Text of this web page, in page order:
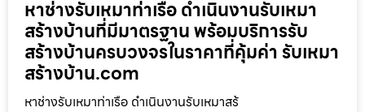
หาช่างรับเหมาท่าเรือ ดำเนินงานรับเหมา
สร้างบ้านที่มีมาตรฐาน พร้อมบริการรับ
สร้างบ้านครบวงจรในราคาที่คุ้มค่า รับเหมา
สร้างบ้าน.com
หาช่างรับเหมาท่าเรือ ดำเนินงานรับเหมาสร้